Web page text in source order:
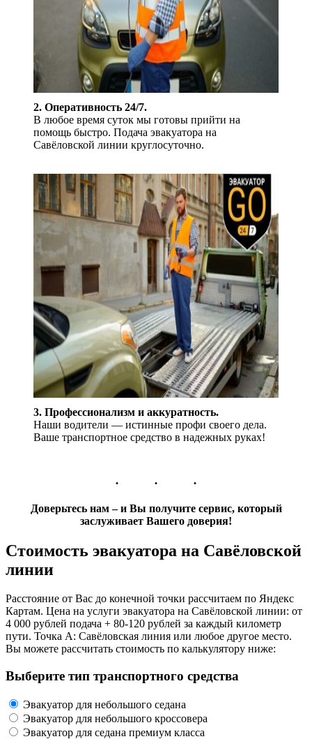
2. Оперативность 24/7.
В любое время суток мы готовы прийти на
помощь быстро. Подача эвакуатора на
Савёловской линии круглосуточно.
3. Профессионализм и аккуратность.
Наши водители — истинные профи своего дела.
Ваше транспортное средство в надежных руках!
Доверьтесь нам – и Вы получите сервис, который
заслуживает Вашего доверия!
Стоимость эвакуатора на Савёловской
линии
Расстояние от Вас до конечной точки рассчитаем по Яндекс
Картам. Цена на услуги эвакуатора на Савёловской линии: от
4 000 рублей подача + 80-120 рублей за каждый километр
пути. Точка А: Савёловская линия или любое другое место.
Вы можете рассчитать стоимость по калькулятору ниже:
Выберите тип транспортного средства
Эвакуатор для небольшого седана
Эвакуатор для небольшого кроссовера
Эвакуатор для седана премиум класса